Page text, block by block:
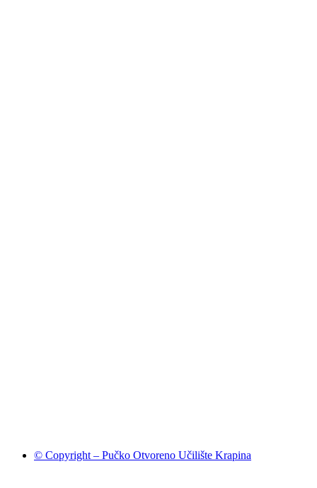
© Copyright – Pučko Otvoreno Učilište Krapina